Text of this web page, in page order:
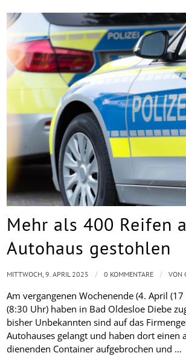
Mehr als 400 Reifen
Autohaus gestohlen
Am vergangenen Wochenende (4. April
(8:30 Uhr) haben in Bad Oldesloe Diebe
bisher Unbekannten sind auf das
Autohauses gelangt und haben dort einen
dienenden Container aufgebrochen und …
MITTWOCH, 9. APRIL 2025 / 0 KOMMENTARE / VON